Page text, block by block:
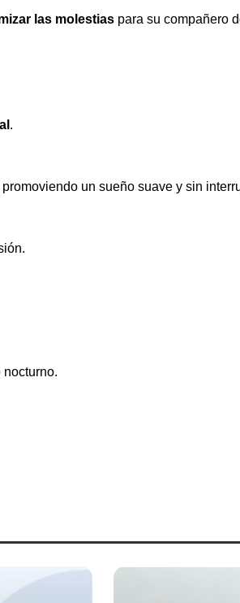
las molestiaspara su compañero
.
promoviendo un sueño suave y sin